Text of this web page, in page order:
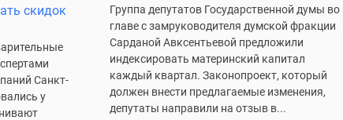
скидок
Санкт-
у
Группа депутатов Государственной думы во
главе с замруководителя думской фракции
Сарданой Авксентьевой предложили
индексировать материнский капитал
каждый квартал. Законопроект, который
должен внести предлагаемые изменения,
депутаты направили на отзыв в...